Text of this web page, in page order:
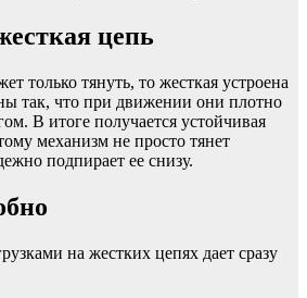
цепь
только тянуть, то жесткая устроена
так, что при движении они плотно
В итоге получается устойчивая
механизм не просто тянет
подпирает ее снизу.
на жестких цепях дает сразу